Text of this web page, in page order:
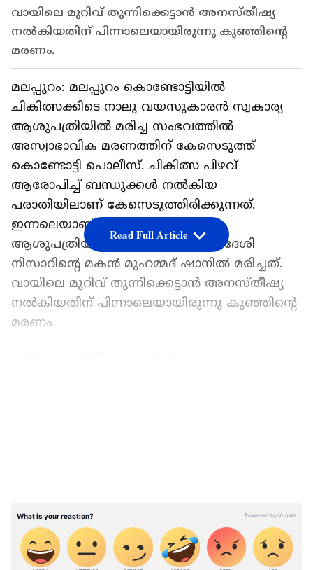
വായിലെ മുറിവ് തുന്നിക്കെട്ടാൻ അനസ്തീഷ്യ
നൽകിയതിന് പിന്നാലെയായിരുന്നു കുഞ്ഞിന്റെ
മരണം.
മലപ്പുറം: മലപ്പുറം കൊണ്ടോട്ടിയിൽ
ചികിത്സക്കിടെ നാലു വയസുകാരൻ സ്വകാര്യ
ആശുപത്രിയിൽ മരിച്ച സംഭവത്തിൽ
അസ്വാഭാവിക മരണത്തിന് കേസെടുത്ത്
കൊണ്ടോട്ടി പൊലീസ്. ചികിത്സ പിഴവ്
ആരോപിച്ച് ബന്ധുക്കൾ നൽകിയ
പരാതിയിലാണ് കേസെടുത്തിരിക്കുന്നത്.
ഇന്നലെയാണ് കൊണ്ടോട്ടി മേഴ്‌സി
ആശുപത്രിയിൽ വെച്ച് അരിമ്പ്ര സ്വദേശി
നിസാറിന്റെ മകൻ മുഹമ്മദ്‌ ഷാനിൽ മരിച്ചത്.
വായിലെ മുറിവ് തുന്നിക്കെട്ടാൻ അനസ്തീഷ്യ
നൽകിയതിന് പിന്നാലെയായിരുന്നു കുഞ്ഞിന്റെ
മരണം.
മരിച്ചു. മരണകാരണം ചികിത്സാ
പിഴവാണെന്നാരോപിച്ച് ബന്ധുക്കള്‍
ആശുപത്രിയില്‍ പ്രതിഷേധിച്ചു. അതേ സമയം
Read Full Article